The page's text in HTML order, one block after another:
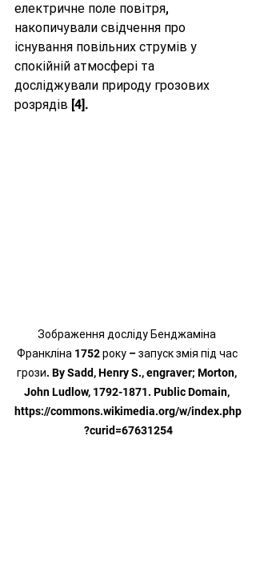
електричне поле повітря,
накопичували свідчення про
існування повільних струмів у
спокійній атмосфері та
досліджували природу грозових
розрядів [4].
Зображення досліду Бенджаміна
Франкліна 1752 року – запуск змія під час
грози. By Sadd, Henry S., engraver; Morton,
John Ludlow, 1792-1871. Public Domain,
https://commons.wikimedia.org/w/index.php
?curid=67631254